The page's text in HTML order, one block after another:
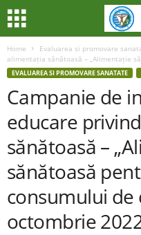
Home Evaluarea si promovare
alimentația sănătoasă – „Alimentație
EVALUAREA SI PROMOVARE SANATATE
Campanie de
educare
sănătoasă –
sănătoasă
consumului de
octombrie